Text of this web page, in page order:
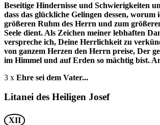
Beseitige Hindernisse und Schwierigkeiten
dass das glückliche Gelingen dessen,
größeren Ruhm des Herrn und zum
Seele dient. Als Zeichen meiner lebhaften
verspreche ich, Deine Herrlichkeit zu
von ganzem Herzen den Herrn preise, Der
im Himmel und auf Erden so mächtig bist.
3 x Ehre sei dem Vater...
Litanei des Heiligen Josef
XII